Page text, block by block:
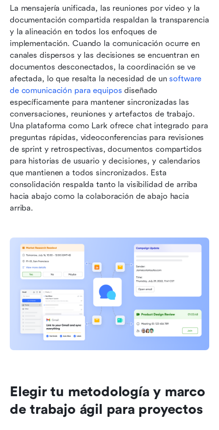
La mensajería unificada, las reuniones por video y la
documentación compartida respaldan la transparencia
y la alineación en todos los enfoques de
implementación. Cuando la comunicación ocurre en
canales dispersos y las decisiones se encuentran en
documentos desconectados, la coordinación se ve
afectada, lo que resalta la necesidad de un software
de comunicación para equipos diseñado
específicamente para mantener sincronizadas las
conversaciones, reuniones y artefactos de trabajo.
Una plataforma como Lark ofrece chat integrado para
preguntas rápidas, videoconferencias para revisiones
de sprint y retrospectivas, documentos compartidos
para historias de usuario y decisiones, y calendarios
que mantienen a todos sincronizados. Esta
consolidación respalda tanto la visibilidad de arriba
hacia abajo como la colaboración de abajo hacia
arriba.
Elegir tu metodología y marco
de trabajo ágil para proyectos